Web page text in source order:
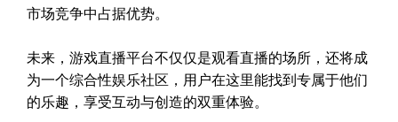
市场竞争中占据优势。
未来，游戏直播平台不仅仅是观看直播的场所，还将成
为一个综合性娱乐社区，用户在这里能找到专属于他们
的乐趣，享受互动与创造的双重体验。